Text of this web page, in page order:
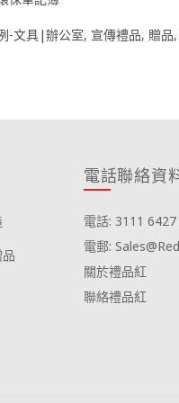
-文具|辦公室, 宣傳禮品, 贈品,
電話聯絡資
電話: 3111 6427
電郵:
關於禮品紅
聯絡禮品紅